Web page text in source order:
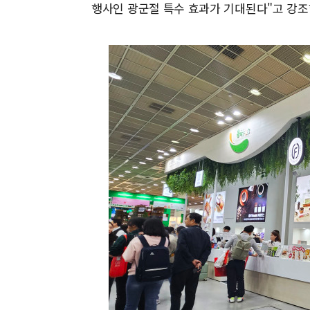
행사인 광군절 특수 효과가 기대된다"고 강